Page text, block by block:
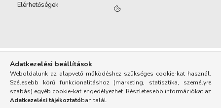
Elérhetőségek
Adatkezelési beállítások
Weboldalunk az alapvető működéshez szükséges cookie-kat használ.
Szélesebb körű funkcionalitáshoz (marketing, statisztika, személyre
szabás) egyéb cookie-kat engedélyezhet. Részletesebb információkat az
Adatkezelési tájékoztatóban talál.